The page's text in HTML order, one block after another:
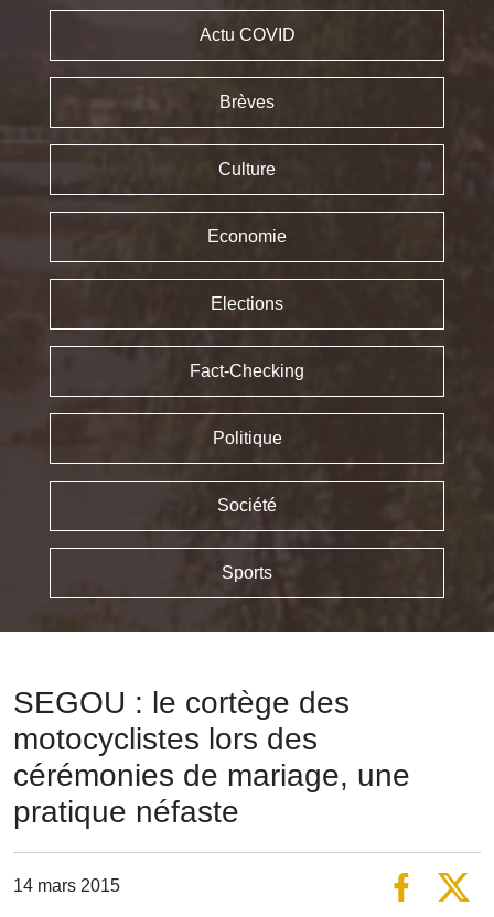
Actu COVID
Brèves
Culture
Economie
Elections
Fact-Checking
Politique
Société
Sports
SEGOU : le cortège des
motocyclistes lors des
cérémonies de mariage, une
pratique néfaste
14 mars 2015